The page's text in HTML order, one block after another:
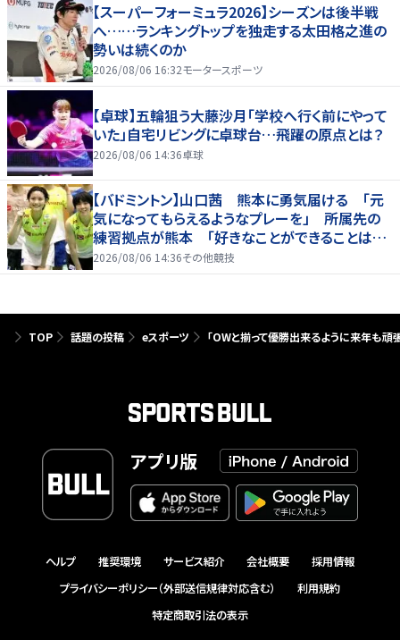
【スーパーフォーミュラ2026】シーズンは後半戦
へ……ランキングトップを独走する太田格之進の
勢いは続くのか
2026/08/06 16:32モータースポーツ
【卓球】五輪狙う大藤沙月「学校へ行く前にやって
いた」自宅リビングに卓球台…飛躍の原点とは？
2026/08/06 14:36卓球
【バドミントン】山口茜 熊本に勇気届ける 「元
気になってもらえるようなプレーを」 所属先の
練習拠点が熊本 「好きなことができることは当
たり前じゃない」
2026/08/06 14:36その他競技
TOP 話題の投稿 eスポーツ 「OWと揃って優勝出来るように来年も
アプリ版
ヘルプ 推奨環境 サービス紹介 会社概要
採用情報
プライバシーポリシー（外部送信規律対応含む）
利用規約
特定商取引法の表示